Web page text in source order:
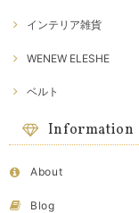
インテリア雑貨
WENEW ELESHE
ベルト
Information
About
Blog